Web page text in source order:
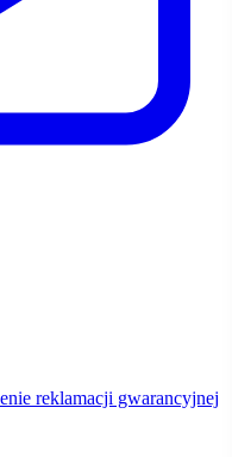
reklamacji gwarancyjnej